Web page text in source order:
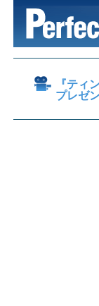
『ティ
プレゼ